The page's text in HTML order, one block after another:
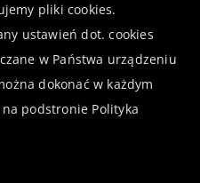
pliki cookies.
ustawień dot. cookies
w Państwa urządzeniu
dokonać w każdym
na podstronie Polityka